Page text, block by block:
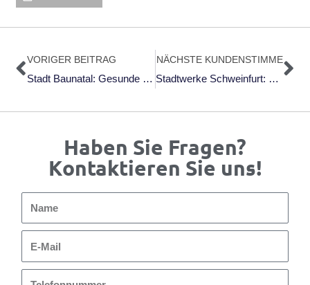
Zurück
VORIGER BEITRAG
Stadt Baunatal: Gesunde Gespräche
NÄCHSTE KUNDENSTIMME
Stadtwerke Schweinfurt: Klausurtagung
Haben Sie Fragen?
Kontaktieren Sie uns!
Mail